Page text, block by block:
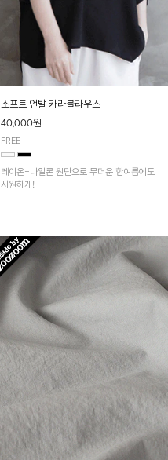
소프트 언발 카라블라우스
40,000원
FREE
레이온+나일론 원단으로 무더운 한여름에도
시원하게!